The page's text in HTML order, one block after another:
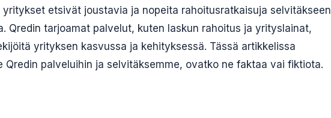
etsivät joustavia ja nopeita rahoitusratkaisuja selvitäkseen
Qredin tarjoamat palvelut, kuten laskun rahoitus ja yrityslainat,
yrityksen kasvussa ja kehityksessä. Tässä artikkelissa
Qredin palveluihin ja selvitäksemme, ovatko ne faktaa vai fiktiota.